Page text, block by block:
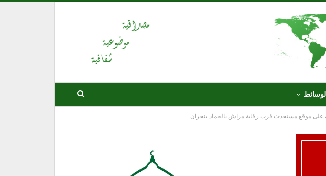
على موقع مستحدث قرب رقابة مراش بالحماد بنجران